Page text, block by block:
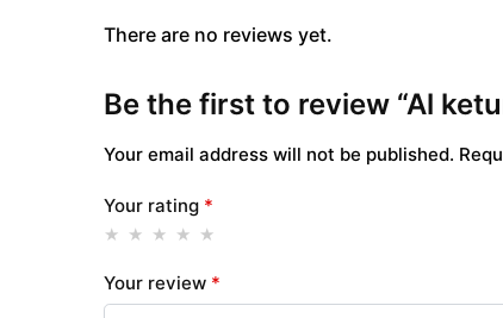
There are no reviews yet.
Be the first to review “Al
Your email address will not be published.
Your rating *
Your review *